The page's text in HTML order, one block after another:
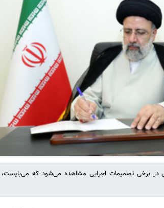
در برخی تصمیمات اجرایی مشاهده می‌شود که می‌بایست،